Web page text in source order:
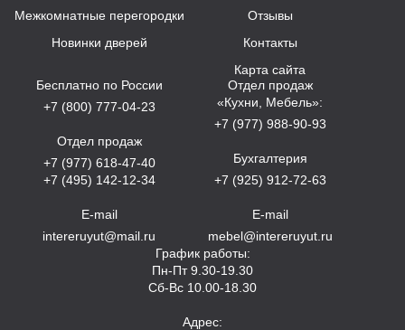
Межкомнатные перегородки
Новинки дверей
Отзывы
Контакты
Карта сайта
Бесплатно по России
+7 (800) 777-04-23
Отдел продаж
+7 (977) 618-47-40
+7 (495) 142-12-34
E-mail
intereruyut@mail.ru
Отдел продаж
«Кухни, Мебель»:
+7 (977) 988-90-93
Бухгалтерия
+7 (925) 912-72-63
E-mail
mebel@intereruyut.ru
График работы:
Пн-Пт 9.30-19.30
Сб-Вс 10.00-18.30
Адрес: